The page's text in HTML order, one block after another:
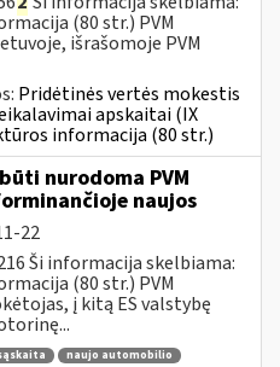
(80 str.) PVM
išrašomoje PVM
Pridėtinės vertės mokestis
apskaitai (IX
informacija (80 str.)
nurodoma PVM
naujos
22
Ši informacija skelbiama:
(80 str.) PVM
į kitą ES valstybę
naujo automobilio